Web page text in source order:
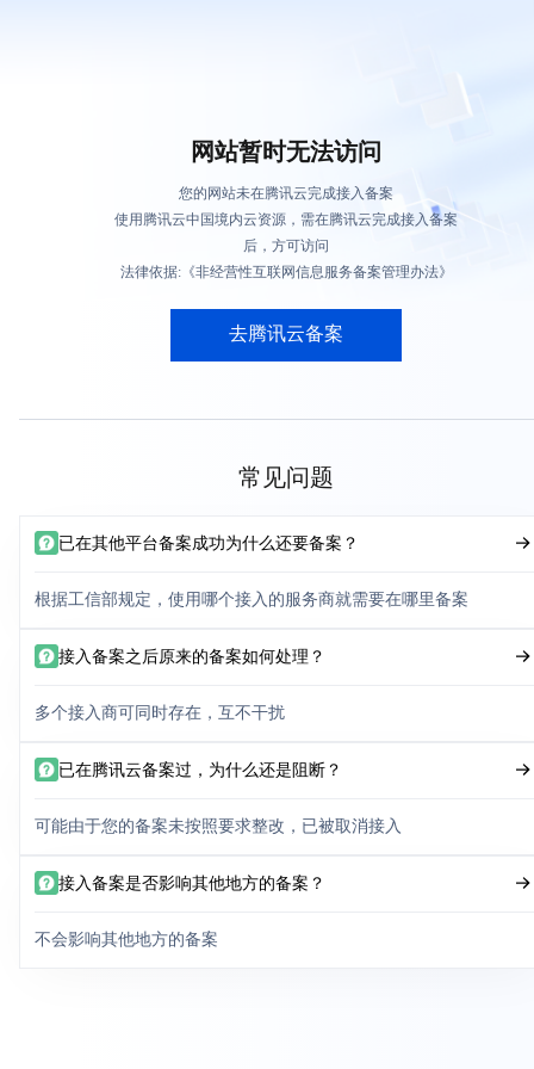
网站暂时无法访问
您的网站未在腾讯云完成接入备案
使用腾讯云中国境内云资源，需在腾讯云完成接入备案
后，方可访问
法律依据:《非经营性互联网信息服务备案管理办法》
去腾讯云备案
常见问题
已在其他平台备案成功为什么还要备案？
根据工信部规定，使用哪个接入的服务商就需要在哪里备案
接入备案之后原来的备案如何处理？
多个接入商可同时存在，互不干扰
已在腾讯云备案过，为什么还是阻断？
可能由于您的备案未按照要求整改，已被取消接入
接入备案是否影响其他地方的备案？
不会影响其他地方的备案